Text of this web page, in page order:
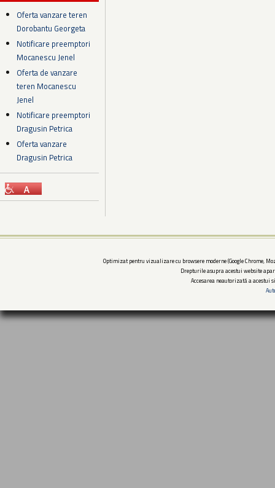
Oferta vanzare teren
Dorobantu Georgeta
Notificare preemptori
Mocanescu Jenel
Oferta de vanzare
teren Mocanescu
Jenel
Notificare preemptori
Dragusin Petrica
Oferta vanzare
Dragusin Petrica
Optimizat pentru vizualizare cu browsere moderne (Google Chrome,
Drepturile asupra acestui website
Accesarea neautorizată a acestui